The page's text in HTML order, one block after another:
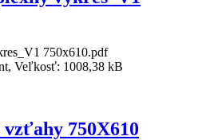
750x610.pdf
Veľkosť: 1008,38 kB
750X610